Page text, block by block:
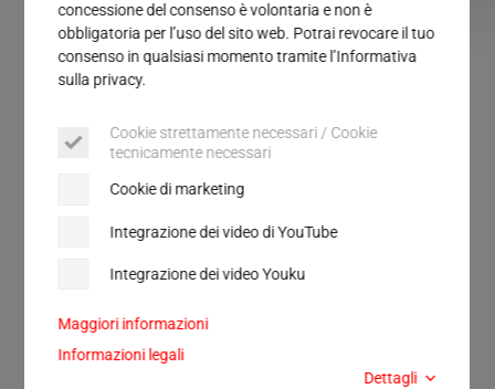
concessione del consenso è volontaria e non è
obbligatoria per l’uso del sito web. Potrai revocare il tuo
consenso in qualsiasi momento tramite l’Informativa
sulla privacy.
Cookie strettamente necessari / Cookie
tecnicamente necessari
Cookie di marketing
Integrazione dei video di YouTube
Integrazione dei video Youku
Maggiori informazioni
Informazioni legali
Dettagli
Saldatrice manuale a
ultrasuoni
La saldatrice può essere utilizzata per unire e
rimodellare materiali termoplastici con gli
punto di vista tecnico che economico.